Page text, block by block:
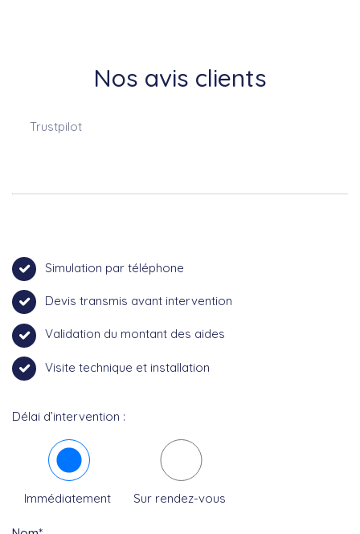
Nos avis clients
Trustpilot
Simulation par téléphone
Devis transmis avant intervention
Validation du montant des aides
Visite technique et installation
Délai d’intervention :
Immédiatement Sur rendez-vous